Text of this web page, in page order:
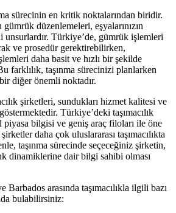
sürecinin en kritik noktalarından biridir.
düzenlemeleri, eşyalarınızın
unsurlardır. Türkiye’de, gümrük işlemleri
ve prosedür gerektirebilirken,
daha basit ve hızlı bir şekilde
farklılık, taşınma sürecinizi planlarken
diğer önemli noktadır.
şirketleri, sundukları hizmet kalitesi ve
Türkiye’deki taşımacılık
bilgisi ve geniş araç filoları ile öne
daha çok uluslararası taşımacılıkta
taşınma sürecinde seçeceğiniz şirketin,
dinamiklerine dair bilgi sahibi olması
arasında taşımacılıkla ilgili bazı
bulabilirsiniz: